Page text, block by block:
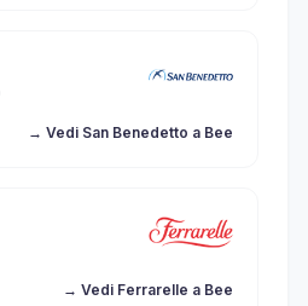
→ Vedi San Benedetto a Bee
→ Vedi Ferrarelle a Bee